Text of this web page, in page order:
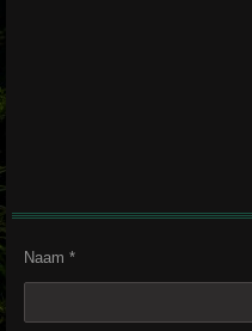
Naam *